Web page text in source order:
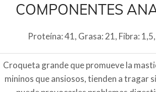
COMPONENTES
Proteína: 41, Grasa: 21, Fibra:
Croqueta grande que promueve la
mininos que ansiosos, tienden a tragar